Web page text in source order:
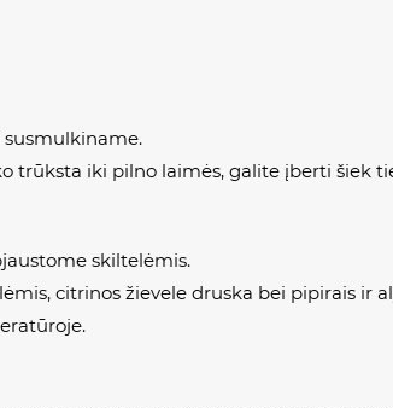
susmulkiname.
trūksta iki pilno laimės, galite įberti šiek
skiltelėmis.
citrinos žievele druska bei pipirais ir